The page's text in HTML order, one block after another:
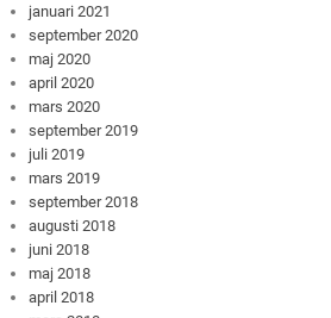
januari 2021
september 2020
maj 2020
april 2020
mars 2020
september 2019
juli 2019
mars 2019
september 2018
augusti 2018
juni 2018
maj 2018
april 2018